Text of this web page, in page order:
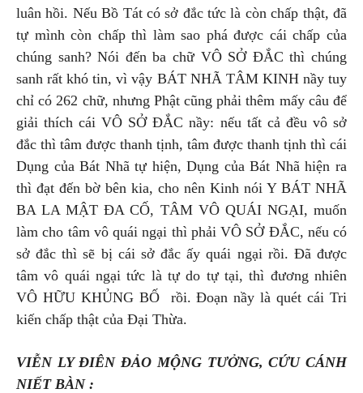
luân hồi. Nếu Bồ Tát có sở đắc tức là còn chấp thật, đã
tự mình còn chấp thì làm sao phá được cái chấp của
chúng sanh? Nói đến ba chữ VÔ SỞ ĐẮC thì chúng
sanh rất khó tin, vì vậy BÁT NHÃ TÂM KINH nầy tuy
chỉ có 262 chữ, nhưng Phật cũng phải thêm mấy câu để
giải thích cái VÔ SỞ ĐẮC nầy: nếu tất cả đều vô sở
đắc thì tâm được thanh tịnh, tâm được thanh tịnh thì cái
Dụng của Bát Nhã tự hiện, Dụng của Bát Nhã hiện ra
thì đạt đến bờ bên kia, cho nên Kinh nói Y BÁT NHÃ
BA LA MẬT ĐA CỐ, TÂM VÔ QUÁI NGẠI, muốn
làm cho tâm vô quái ngại thì phải VÔ SỞ ĐẮC, nếu có
sở đắc thì sẽ bị cái sở đắc ấy quái ngại rồi. Đã được
tâm vô quái ngại tức là tự do tự tại, thì đương nhiên
VÔ HỮU KHỦNG BỐ rồi. Đoạn nầy là quét cái Tri
kiến chấp thật của Đại Thừa.
VIỄN LY ĐIÊN ĐẢO MỘNG TƯỞNG, CỨU CÁNH
NIẾT BÀN :